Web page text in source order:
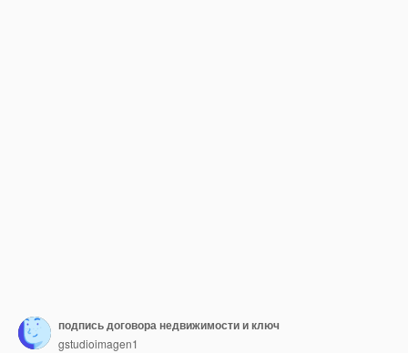
подпись договора недвижимости и ключ
gstudioimagen1